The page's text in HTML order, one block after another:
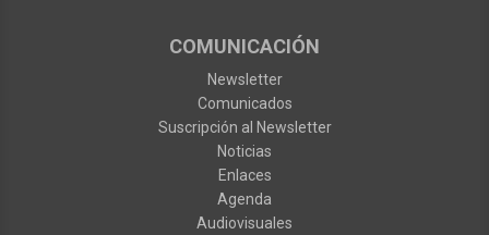
COMUNICACIÓN
Newsletter
Comunicados
Suscripción al Newsletter
Noticias
Enlaces
Agenda
Audiovisuales